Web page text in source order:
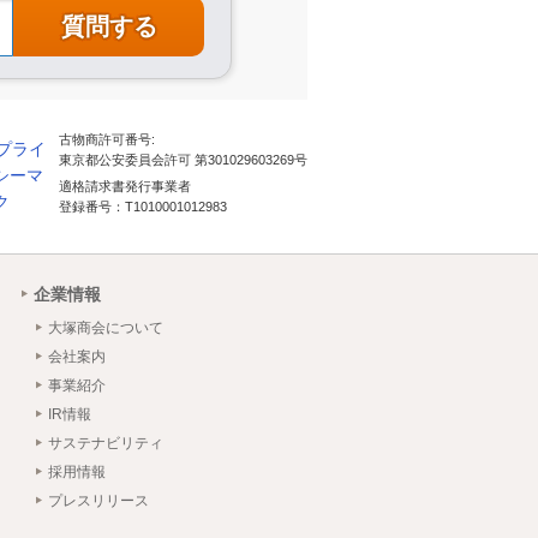
古物商許可番号:
東京都公安委員会許可 第301029603269号
適格請求書発行事業者
登録番号：T1010001012983
企業情報
大塚商会について
会社案内
事業紹介
IR情報
サステナビリティ
採用情報
プレスリリース